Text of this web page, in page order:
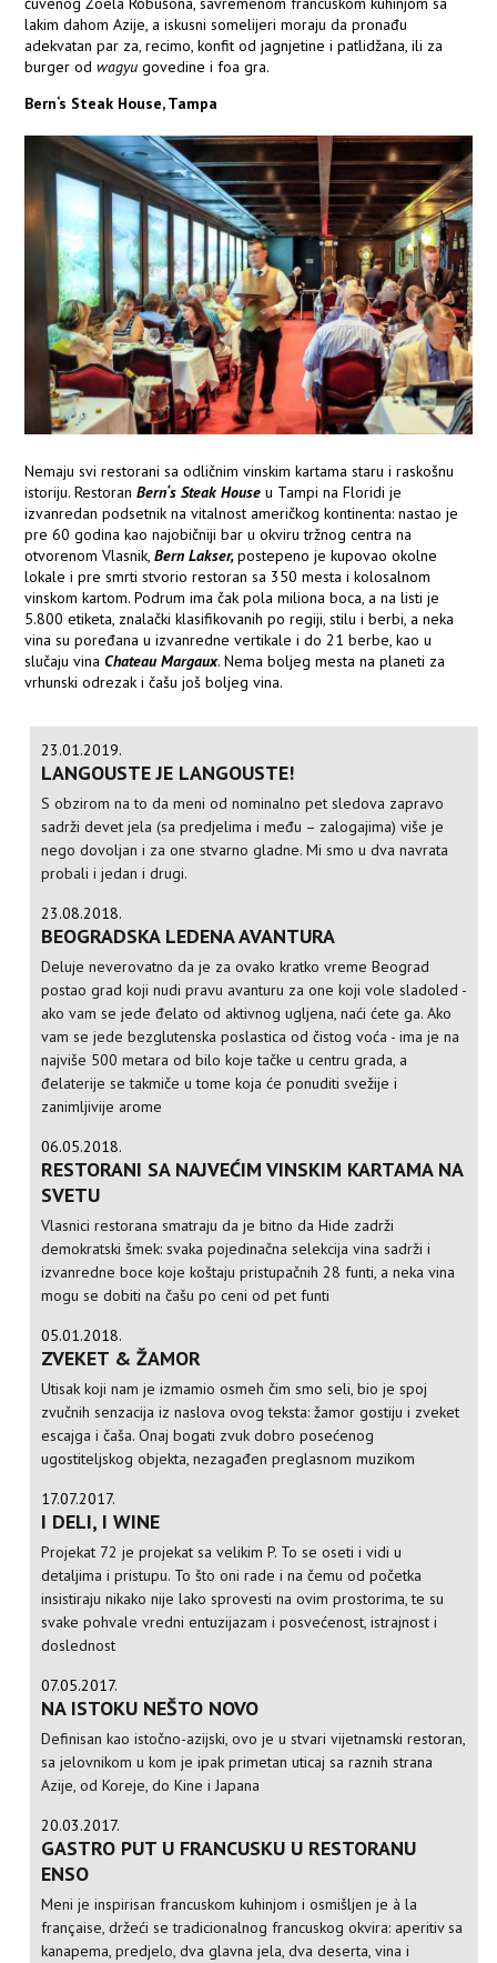
lakim dahom Azije, a iskusni somelijeri moraju da pronađu
adekvatan par za, recimo, konfit od jagnjetine i patlidžana, ili za
burger odwagyu govedine i foa gra.
Bern‘s Steak House, Tampa
Nemaju svi restorani sa odličnim vinskim kartama staru i raskošnu
istoriju. RestoranBern‘s Steak Houseu Tampi na Floridi je
izvanredan podsetnik na vitalnost američkog kontinenta: nastao je
pre 60 godina kao najobičniji bar u okviru tržnog centra na
otvorenom Vlasnik,Bern Lakser,postepeno je kupovao okolne
lokale i pre smrti stvorio restoran sa 350 mesta i kolosalnom
vinskom kartom. Podrum ima čak pola miliona boca, a na listi je
5.800 etiketa, znalački klasifikovanih po regiji, stilu i berbi, a neka
vina su poređana u izvanredne vertikale i do 21 berbe, kao u
slučaju vinaChateau Margaux. Nema boljeg mesta na planeti za
vrhunski odrezak i čašu još boljeg vina.
23.01.2019.
LANGOUSTE JE LANGOUSTE!
S obzirom na to da meni od nominalno pet sledova zapravo
sadrži devet jela (sa predjelima i među – zalogajima) više je
nego dovoljan i za one stvarno gladne. Mi smo u dva navrata
probali i jedan i drugi.
23.08.2018.
BEOGRADSKA LEDENA AVANTURA
Deluje neverovatno da je za ovako kratko vreme Beograd
postao grad koji nudi pravu avanturu za one koji vole sladoled -
ako vam se jede đelato od aktivnog ugljena, naći ćete ga. Ako
vam se jede bezglutenska poslastica od čistog voća - ima je na
najviše 500 metara od bilo koje tačke u centru grada, a
đelaterije se takmiče u tome koja će ponuditi svežije i
zanimljivije arome
06.05.2018.
RESTORANI SA NAJVEĆIM VINSKIM KARTAMA NA
SVETU
Vlasnici restorana smatraju da je bitno da Hide zadrži
demokratski šmek: svaka pojedinačna selekcija vina sadrži i
izvanredne boce koje koštaju pristupačnih 28 funti, a neka vina
mogu se dobiti na čašu po ceni od pet funti
05.01.2018.
ZVEKET & ŽAMOR
Utisak koji nam je izmamio osmeh čim smo seli, bio je spoj
zvučnih senzacija iz naslova ovog teksta: žamor gostiju i zveket
escajga i čaša. Onaj bogati zvuk dobro posećenog
ugostiteljskog objekta, nezagađen preglasnom muzikom
17.07.2017.
I DELI, I WINE
Projekat 72 je projekat sa velikim P. To se oseti i vidi u
detaljima i pristupu. To što oni rade i na čemu od početka
insistiraju nikako nije lako sprovesti na ovim prostorima, te su
svake pohvale vredni entuzijazam i posvećenost, istrajnost i
doslednost
07.05.2017.
NA ISTOKU NEŠTO NOVO
Definisan kao istočno-azijski, ovo je u stvari vijetnamski restoran,
sa jelovnikom u kom je ipak primetan uticaj sa raznih strana
Azije, od Koreje, do Kine i Japana
20.03.2017.
GASTRO PUT U FRANCUSKU U RESTORANU
ENSO
Meni je inspirisan francuskom kuhinjom i osmišljen je à la
française, držeći se tradicionalnog francuskog okvira: aperitiv sa
kanapema, predjelo, dva glavna jela, dva deserta, vina i